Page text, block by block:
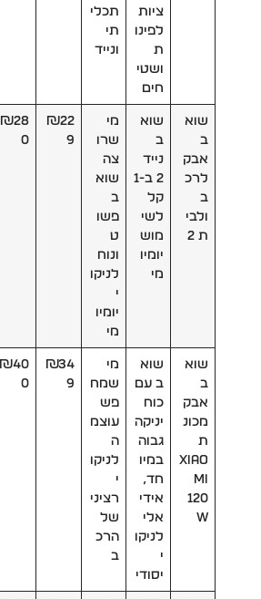
ציות
לפינו
ת
ושטי
חים
תכלי
תי
ונייד
שוא
ב
אבק
לרכ
ב
ולבי
ת 2
שוא
ב
נייד
2 ב-1
קל
לשי
מוש
יומיו
מי
מי
שרו
צה
שוא
ב
פשו
ט
ונוח
לניקו
י
יומיו
מי
₪22
9
₪28
0
שוא
ב
אבק
מכונ
ת
Xiao
mi
120
W
שוא
ב עם
כוח
יניקה
גבוה
במיו
חד,
אידי
אלי
לניקו
י
יסודי
מי
שמח
פש
עוצמ
ה
לניקו
י
רציני
של
הרכ
ב
₪34
9
₪40
0